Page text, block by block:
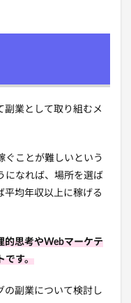
副業として取り組むメ
ぐことが難しいという
になれば、場所を選ば
平均年収以上に稼げる
的思考やWebマーケテ
です。
の副業について検討し